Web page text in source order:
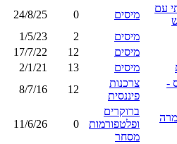
עם
מיסים 0
24/8/25
מיסים 2
1/5/23
מיסים 12
17/7/22
מיסים 13
2/1/21
-
צרכנות
פיננסית
12
8/7/16
ברוקרים
ופלטפורמות
מסחר
0
11/6/26